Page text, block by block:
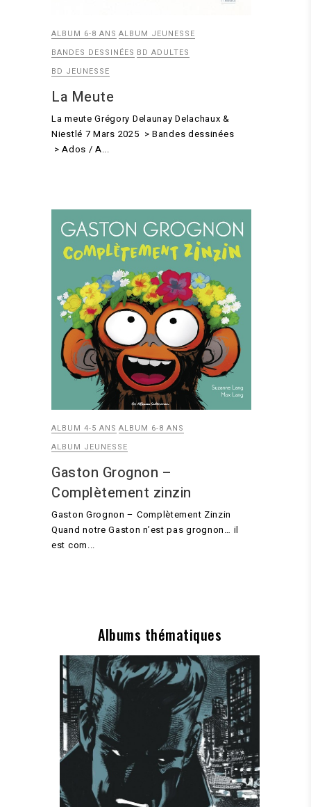
ALBUM 6-8 ANS ALBUM JEUNESSE
BANDES DESSINÉES BD ADULTES
BD JEUNESSE
La Meute
La meute Grégory Delaunay Delachaux &
Niestlé 7 Mars 2025 > Bandes dessinées
> Ados / A...
ALBUM 4-5 ANS ALBUM 6-8 ANS
ALBUM JEUNESSE
Gaston Grognon –
Complètement zinzin
Gaston Grognon – Complètement Zinzin
Quand notre Gaston n’est pas grognon… il
est com...
Albums thématiques